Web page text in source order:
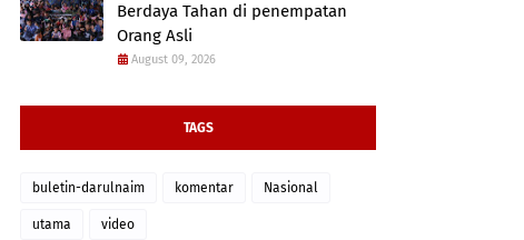
Berdaya Tahan di penempatan
Orang Asli
August 09, 2026
TAGS
buletin-darulnaim komentar Nasional
utama video